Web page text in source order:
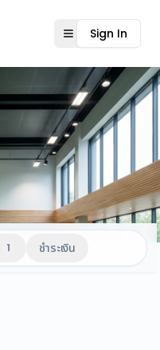
Open menu
Sign In
1 ชำระเงิน